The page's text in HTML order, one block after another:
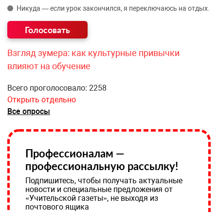
Никуда — если урок закончился, я переключаюсь на отдых.
Взгляд зумера: как культурные привычки
влияют на обучение
Всего проголосовало: 2258
Открыть отдельно
Все опросы
Профессионалам —
профессиональную рассылку!
Подпишитесь, чтобы получать актуальные
новости и специальные предложения от
«Учительской газеты», не выходя из
почтового ящика